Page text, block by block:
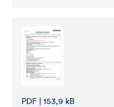
PDF | 153,9 kB